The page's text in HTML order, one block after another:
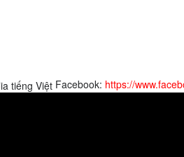
Facebook: https://